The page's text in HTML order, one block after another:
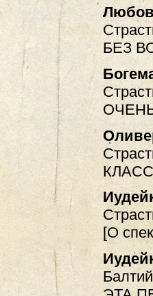
БЕЗ
[О